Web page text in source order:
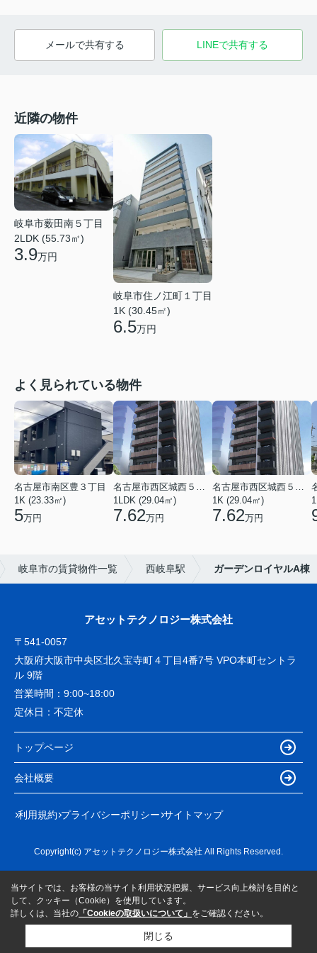
メールで共有する LINEで共有する
近隣の物件
岐阜市薮田南５丁目
2LDK (55.73㎡)
3.9万円
岐阜市住ノ江町１丁目
1K (30.45㎡)
6.5万円
よく見られている物件
名古屋市南区豊３丁目
1K (23.33㎡)
5万円
名古屋市西区城西５丁目
1LDK (29.04㎡)
7.62万円
名古屋市西区城西５丁目
1K (29.04㎡)
7.62万円
岐阜市の賃貸物件一覧 西岐阜駅 ガーデンロイヤルA棟
アセットテクノロジー株式会社
〒541-0057
大阪府大阪市中央区北久宝寺町４丁目4番7号 VPO本町セントラ
ル 9階
営業時間： 9:00~18:00
定休日： 不定休
トップページ
会社概要
利用規約 プライバシーポリシー サイトマップ
Copyright(c) アセットテクノロジー株式会社 All Rights Reserved.
当サイトでは、お客様の当サイト利用状況把握、サービス向上検討を目的と
して、クッキー（Cookie）を使用しています。
詳しくは、当社の 「Cookieの取扱いについて」 をご確認ください。
閉じる